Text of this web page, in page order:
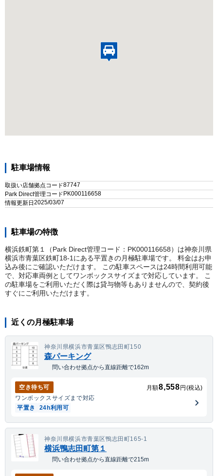
駐車場情報
取扱い店舗拠点コード87747
Park Direct管理コード PK000116658
情報更新日 2025/03/07
駐車場の特徴
横浜鉄町第１（Park Direct管理コード：PK000116658）は神奈川県
横浜市青葉区鉄町18-1にある平置きの月極駐車場です。 料金はお申
込み後にご確認いただけます。 この駐車スペースは24時間利用可能
で、対応車両例としてワンボックスサイズまで対応しています。 こ
の駐車場をご利用いただく際は貸与物等もありませんので、契約後
すぐにご利用いただけます。
近くの月極駐車場
神奈川県横浜市青葉区鴨志田町150
森パーキング
問い合わせ拠点から直線距離で162m
空き待ち可 月額8,558 円(税込)
ワンボックスサイズまで対応
平置き
24h利用可
神奈川県横浜市青葉区鴨志田町165-1
横浜鴨志田町第１
問い合わせ拠点から直線距離で215m